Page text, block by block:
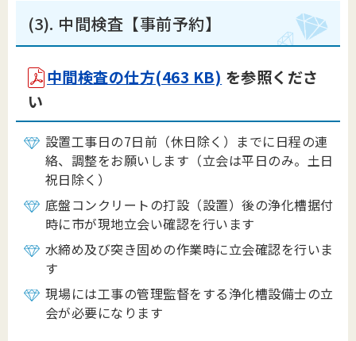
(3). 中間検査【事前予約】
中間検査の仕方(463 KB) を参照くださ
い
設置工事日の7日前（休日除く）までに日程の連
絡、調整をお願いします（立会は平日のみ。土日
祝日除く）
底盤コンクリートの打設（設置）後の浄化槽据付
時に市が現地立会い確認を行います
水締め及び突き固めの作業時に立会確認を行いま
す
現場には工事の管理監督をする浄化槽設備士の立
会が必要になります